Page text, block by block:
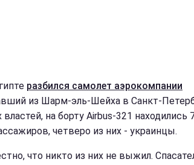
разбился самолет аэрокомпании
из Шарм-эль-Шейха в Санкт-
на борту Airbus-321 находились
четверо из них - украинцы.
что никто из них не выжил.